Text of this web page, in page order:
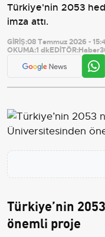
Türkiye'nin 2053
imza attı.
GİRİŞ:08 Temmuz 2026 -
OKUMA:1 dkEDİTÖR:
Türkiye’nin
önemli proje